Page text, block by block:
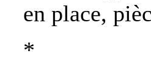
en place,
*